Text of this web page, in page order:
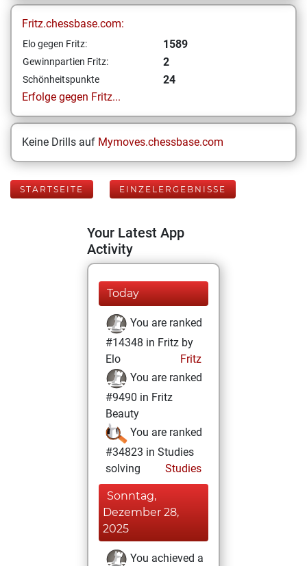
Fritz.chessbase.com:
Elo gegen Fritz: 1589
Gewinnpartien Fritz: 2
Schönheitspunkte
24
Erfolge gegen Fritz...
Keine Drills auf Mymoves.chessbase.com
STARTSEITE EINZELERGEBNISSE
Your Latest App
Activity
Today
You are ranked
#14348 in Fritz by
Elo
Fritz
You are ranked
#9490 in Fritz
Beauty
You are ranked
#34823 in Studies
solving
Studies
Sonntag,
Dezember 28,
2025
You achieved a